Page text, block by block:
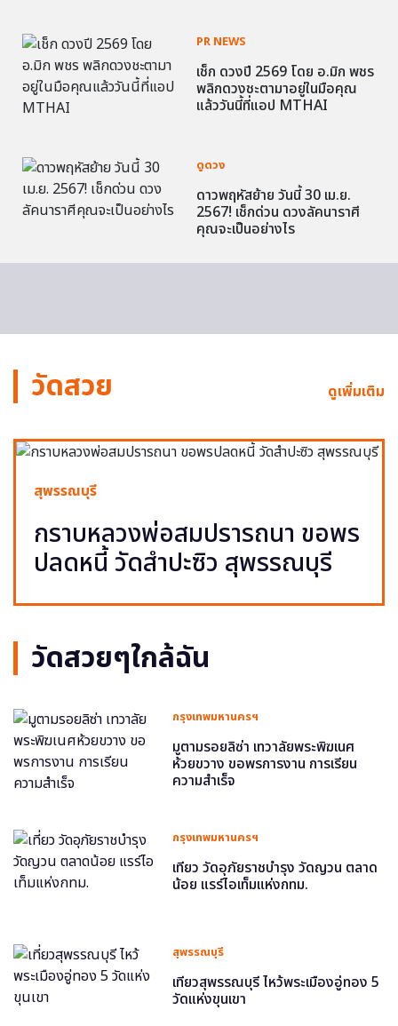
PR NEWS
เช็ก ดวงปี 2569 โดย อ.มิก พชร
พลิกดวงชะตามาอยู่ในมือคุณ
แล้ววันนี้ที่แอป MTHAI
ดูดวง
ดาวพฤหัสย้าย วันนี้ 30 เม.ย.
2567! เช็กด่วน ดวงลัคนาราศี
คุณจะเป็นอย่างไร
วัดสวย ดูเพิ่มเติม
สุพรรณบุรี
กราบหลวงพ่อสมปรารถนา ขอพร
ปลดหนี้ วัดสำปะซิว สุพรรณบุรี
วัดสวยๆใกล้ฉัน
กรุงเทพมหานครฯ
มูตามรอยลิซ่า เทวาลัยพระพิฆเนศ
ห้วยขวาง ขอพรการงาน การเรียน
ความสำเร็จ
กรุงเทพมหานครฯ
เที่ยว วัดอุภัยราชบำรุง วัดญวน ตลาด
น้อย แรร์ไอเท็มแห่งกทม.
สุพรรณบุรี
เที่ยวสุพรรณบุรี ไหว้พระเมืองอู่ทอง 5
วัดแห่งขุนเขา